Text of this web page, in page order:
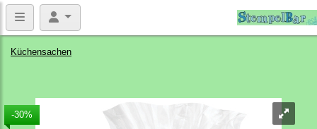
Küchensachen
-30%